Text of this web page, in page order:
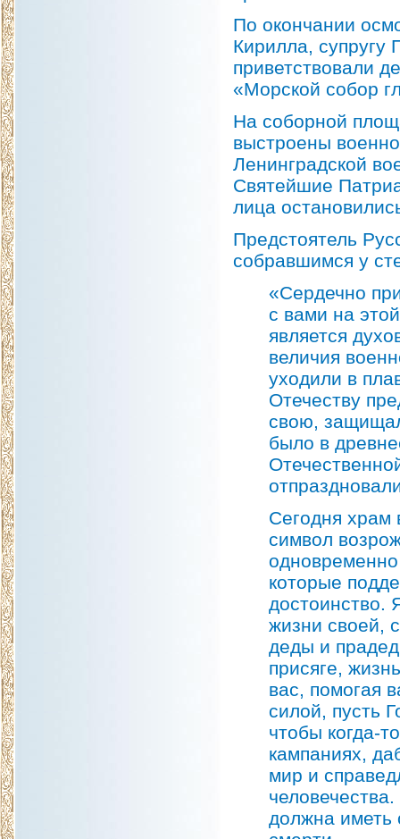
По окончании
Кирилла,
приветствовали
«Морской собор
На соборной
выстроены
Ленинградской
Святейшие
лица
Предстоятель
собравшимся у
«Сердечно
с вами на
является
величия
уходили в
Отечеству
свою,
было в
Сегодня храм
символ
которые
достоинство.
жизни своей,
деды и
присяге,
вас, помогая
силой, пусть
чтобы когда-
кампаниях,
мир и
должна иметь